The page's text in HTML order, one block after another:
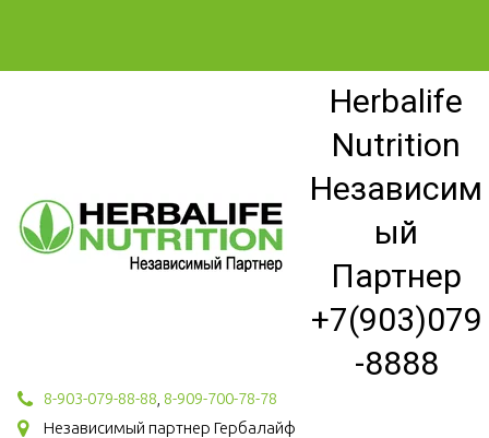
Herbalife
Nutrition
Независим
ый
Партнер
+7(903)079
-8888
8-903-079-88-88 8-909-700-78-78
Независимый партнер Гербалайф